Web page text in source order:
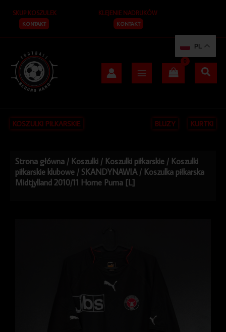
treści
SKUP KOSZULEK
KONTAKT
KLEJENIE NADRUKÓW
KONTAKT
KOSZULKI PIŁKARSKIE BLUZY KURTKI
Strona główna / Koszulki / Koszulki piłkarskie / Koszulki
piłkarskie klubowe / SKANDYNAWIA / Koszulka piłkarska
Midtjylland 2010/11 Home Puma [L]
PL